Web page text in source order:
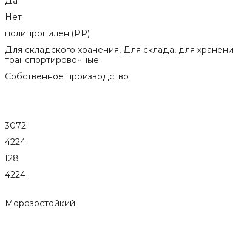
Нет
полипропилен (PP)
Для складского хранения, Для склада, для
транспортировочные
Собственное производство
3072
4224
128
4224
Морозостойкий